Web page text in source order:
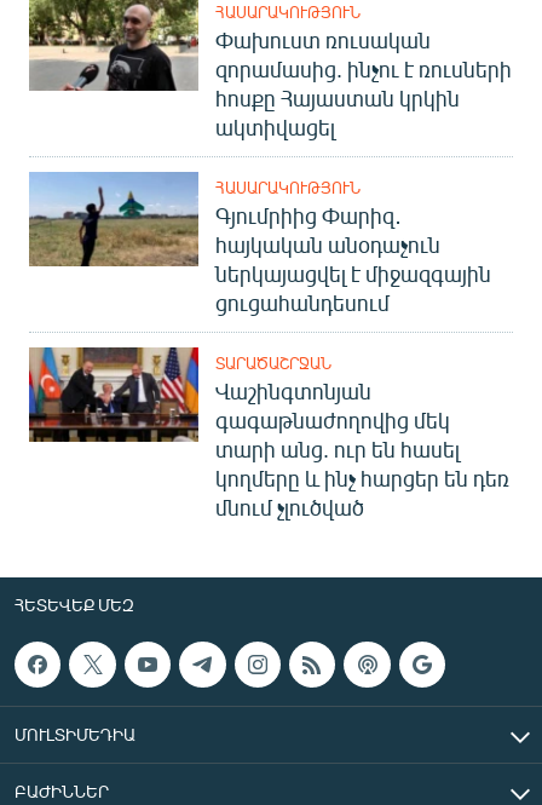
«Ազատության» բոլոր կայքերը
ՀԱՍԱՐԱԿՈՒԹՅՈՒՆ
Փախուստ ռուսական
զորամասից. ինչու է ռուսների
հոսքը Հայաստան կրկին
ակտիվացել
ՀԱՍԱՐԱԿՈՒԹՅՈՒՆ
Գյումրիից Փարիզ․
հայկական անօդաչուն
ներկայացվել է միջազգային
ցուցահանդեսում
ՏԱՐԱԾԱՇՐՋԱՆ
Վաշինգտոնյան
գագաթնաժողովից մեկ
տարի անց. ուր են հասել
կողմերը և ինչ հարցեր են դեռ
մնում չլուծված
ՀԵՏԵՎԵՔ ՄԵԶ
ՄՈՒԼՏԻՄԵԴԻԱ
ԲԱԺԻՆՆԵՐ